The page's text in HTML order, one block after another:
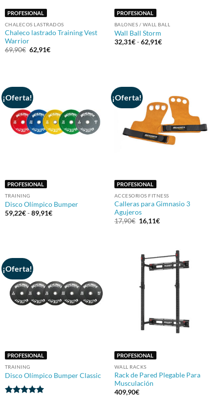
PROFESIONAL
CHALECOS LASTRADOS
Chaleco lastrado Training Vest
Warrior
69,90€ El
precio
62,91€El
PROFESIONAL
BALONES / WALL BALL
Wall Ball Storm
32,31€ - 62,91€Rango
¡Oferta!
PROFESIONAL
TRAINING
Disco Olímpico Bumper
59,22€ - 89,91€Rango
¡Oferta!
PROFESIONAL
ACCESORIOS FITNESS
Calleras para Gimnasio 3
Agujeros
17,90€ El
precio
16,11€El
¡Oferta!
PROFESIONAL
TRAINING
Disco Olímpico Bumper Classic
PROFESIONAL
WALL RACKS
Rack de Pared Plegable Para
Musculación
409,90€